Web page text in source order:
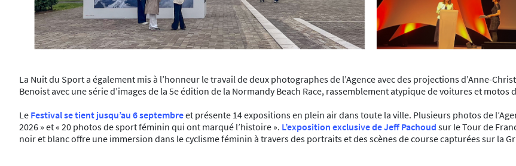
La Nuit du Sport a également mis à l’honneur le travail de deux photographes de l’Agence avec des projections d’Anne-
Benoist avec une série d’images de la 5e édition de la Normandy Beach Race, rassemblement atypique de voitures et
Le Festival se tient jusqu’au 6 septembreet présente 14 expositions en plein air dans toute la ville. Plusieurs photos de
2026 » et « 20 photos de sport féminin qui ont marqué l’histoire ». L’exposition exclusive de Jeff Pachoud sur le Tour de
noir et blanc offre une immersion dans le cyclisme féminin à travers des portraits et des scènes de course capturées sur la